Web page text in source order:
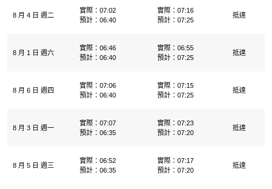
8 月 4 日 週二
實際：07:02
預計：06:40
實際：07:16
預計：07:25
抵達
8 月 1 日 週六
實際：06:46
預計：06:40
實際：06:55
預計：07:25
抵達
8 月 6 日 週四
實際：07:06
預計：06:40
實際：07:15
預計：07:25
抵達
8 月 3 日 週一
實際：07:07
預計：06:35
實際：07:23
預計：07:20
抵達
8 月 5 日 週三
實際：06:52
預計：06:35
實際：07:17
預計：07:20
抵達